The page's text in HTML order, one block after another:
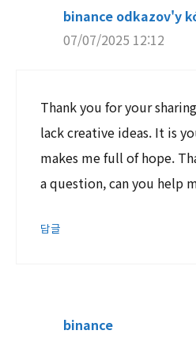
binance odkazov'y
07/07/2025 12:12
Thank you for your
lack creative ideas. It is
makes me full of hope.
a question, can you help
답글
binance